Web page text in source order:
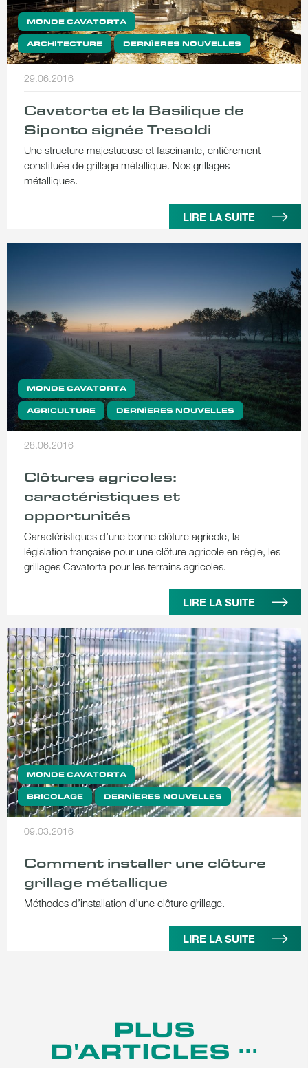
ARCHITECTURE DERNÌERES NOUVELLES
MONDE CAVATORTA
29.06.2016
Cavatorta et la Basilique de
Siponto signée Tresoldi
Une structure majestueuse et fascinante, entièrement
constituée de grillage métallique. Nos grillages
métalliques.
LIRE LA SUITE
AGRICULTURE DERNÌERES NOUVELLES
MONDE CAVATORTA
28.06.2016
Clôtures agricoles:
caractéristiques et
opportunités
Caractéristiques d’une bonne clôture agricole, la
législation française pour une clôture agricole en règle, les
grillages Cavatorta pour les terrains agricoles.
LIRE LA SUITE
BRICOLAGE DERNÌERES NOUVELLES
MONDE CAVATORTA
09.03.2016
Comment installer une clôture
grillage métallique
Méthodes d’installation d’une clôture grillage.
LIRE LA SUITE
PLUS
D'ARTICLES